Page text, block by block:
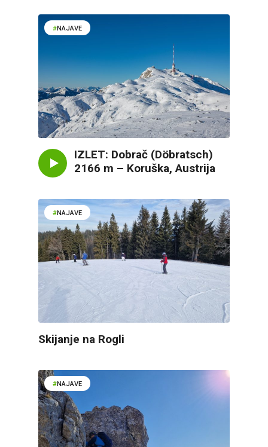
NAJAVE
IZLET: Dobrač (Döbratsch)
2166 m – Koruška, Austrija
NAJAVE
Skijanje na Rogli
NAJAVE